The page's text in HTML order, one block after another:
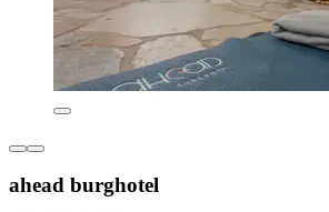
ahead burghotel